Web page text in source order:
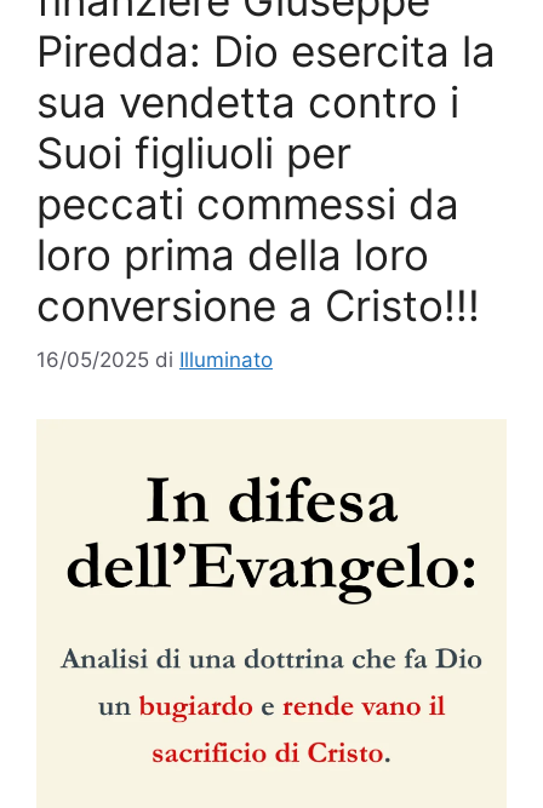
Piredda: Dio esercita la
sua vendetta contro i
Suoi figliuoli per
peccati commessi da
loro prima della loro
conversione a Cristo!!!
16/05/2025 di Illuminato